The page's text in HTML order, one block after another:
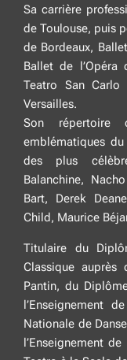
Sa carrière
de Toulouse, puis
de Bordeaux,
Ballet de l’Opéra
Teatro San
Versailles.
Son répertoire
emblématiques
des plus
Balanchine,
Bart, Derek
Child, Maurice
Titulaire du
Classique
Pantin, du
l’Enseignement
Nationale de
l’Enseignement